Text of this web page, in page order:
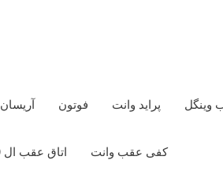
وینگل پراید وانت فوتون آریسان
کفی عقب وانت اتاق عقب ال 90 وانت